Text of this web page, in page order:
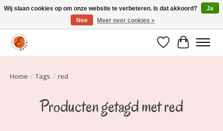
Elily is er om jou te laten stralen! Mode vanaf maat 34 t/m 54
Verlanglijst
Home / Tags / red
Producten getagd met red
Wij slaan cookies op om onze website te verbeteren. Is dat akkoord?
Ja
Nee
Meer over cookies »